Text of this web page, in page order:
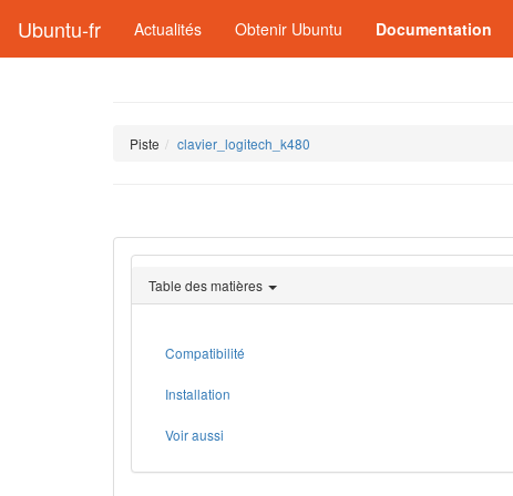
Ubuntu-fr Actualités Obtenir Ubuntu Documentation
Piste clavier_logitech_k480
Table des matières
Compatibilité
Installation
Voir aussi